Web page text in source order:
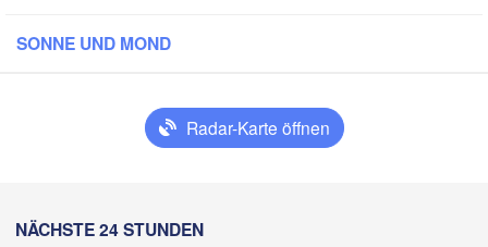
SONNE UND MOND
Radar-Karte öffnen
NÄCHSTE 24 STUNDEN
Acapulco
Querétaro
Veracruz